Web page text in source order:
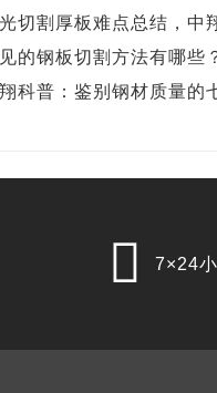
切割厚板难点总结，中
的钢板切割方法有哪些
科普：鉴别钢材质量的
 7×24